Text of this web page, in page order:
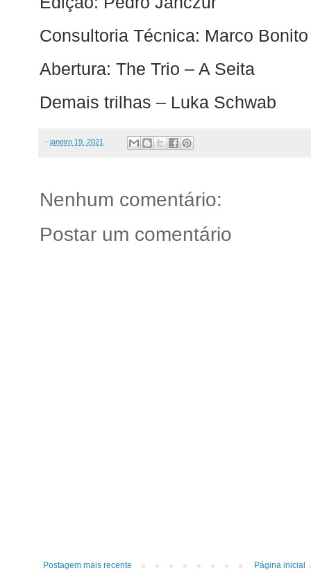
Consultoria Técnica: Marco Bonito
Abertura: The Trio – A Seita
Demais trilhas – Luka Schwab
- janeiro 19, 2021
Nenhum comentário:
Postar um comentário
Postagem mais recente Página inicial